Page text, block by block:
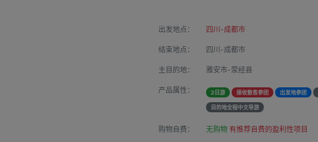
出发地点： 四川-成都市
结束地点： 四川-成都市
主目的地： 雅安市-荥经县
产品属性： 2日游 接收散客参团 出发地参团
目的地全程中文导游
购物自费： 无购物 有推荐自费的盈利性项目